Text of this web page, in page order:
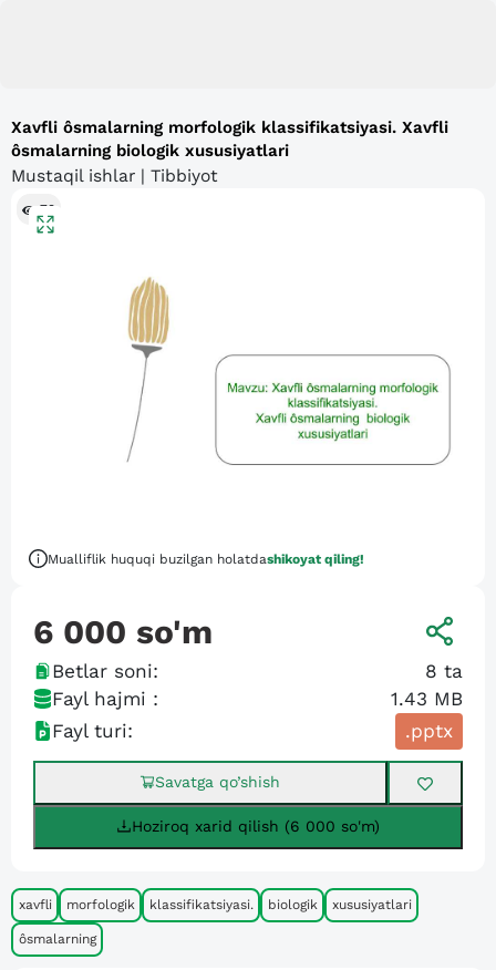
Xavfli ôsmalarning morfologik klassifikatsiyasi. Xavfli
ôsmalarning biologik xususiyatlari
Mustaqil ishlar | Tibbiyot
79
Mualliflik huquqi buzilgan holatdashikoyat qiling!
6 000 so'm
Betlar soni: 8 ta
Fayl hajmi :
1.43 MB
Fayl turi:
.pptx
Savatga qo’shish
Hoziroq xarid qilish (6 000 so'm)
xavfli morfologik klassifikatsiyasi. biologik xususiyatlari
ôsmalarning